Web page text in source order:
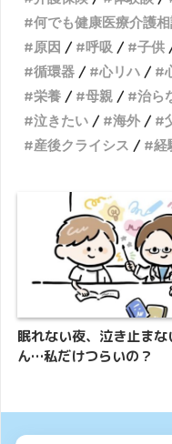
何でも健康医療介護
原因
呼吸 子供
循環器
心リハ
栄養
母親 治ら
泣きたい
海外
産後クライシス
経
眠れない夜、泣き止まな
ん…私だけつらいの？